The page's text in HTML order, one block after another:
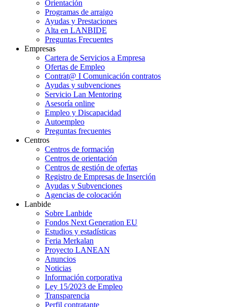
Orientación
Programas de arraigo
Ayudas y Prestaciones
Alta en LANBIDE
Preguntas Frecuentes
Empresas
Cartera de Servicios a Empresa
Ofertas de Empleo
Contrat@ I Comunicación contratos
Ayudas y subvenciones
Servicio Lan Mentoring
Asesoría online
Empleo y Discapacidad
Autoempleo
Preguntas frecuentes
Centros
Centros de formación
Centros de orientación
Centros de gestión de ofertas
Registro de Empresas de Inserción
Ayudas y Subvenciones
Agencias de colocación
Lanbide
Sobre Lanbide
Fondos Next Generation EU
Estudios y estadísticas
Feria Merkalan
Proyecto LANEAN
Anuncios
Noticias
Información corporativa
Ley 15/2023 de Empleo
Transparencia
Perfil contratante